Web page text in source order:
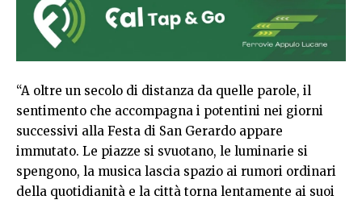
“A oltre un secolo di distanza da quelle parole, il
sentimento che accompagna i potentini nei giorni
successivi alla Festa di San Gerardo appare
immutato. Le piazze si svuotano, le luminarie si
spengono, la musica lascia spazio ai rumori ordinari
della quotidianità e la città torna lentamente ai suoi